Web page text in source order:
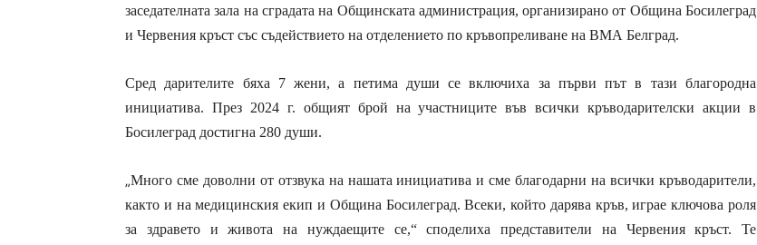
заседателната зала на сградата на Общинската администрация, организирано от Община Босилеград
и Червения кръст със съдействието на отделението по кръвопреливане на ВМА Белград.
Сред дарителите бяха 7 жени, а петима души се включиха за първи път в тази благородна
инициатива. През 2024 г. общият брой на участниците във всички кръводарителски акции в
Босилеград достигна 280 души.
„Много сме доволни от отзвука на нашата инициатива и сме благодарни на всички кръводарители,
както и на медицинския екип и Община Босилеград. Всеки, който дарява кръв, играе ключова роля
за здравето и живота на нуждаещите се,“ споделиха представители на Червения кръст. Те